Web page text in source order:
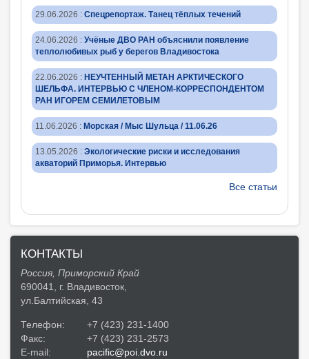
29.06.2026 : Спецрепортаж. Танец тёплых течений
24.06.2026 : Учёные ДВО РАН объяснили появление
теплолюбивых рыб у берегов Владивостока
22.06.2026 : НЕУЧТЕННЫЙ МЕТАН АРКТИЧЕСКОГО
ШЕЛЬФА. ИНТЕРВЬЮ С ЧЛЕНОМ-КОРРЕСПОНДЕНТОМ
РАН ИГОРЕМ СЕМИЛЕТОВЫМ
11.06.2026 : Морская / Мыс Шульца / 11.06.26
13.05.2026 : Экологические риски и исследования
акваторий Приморья. Интервью
Все статьи
КОНТАКТЫ
Россия, Приморский Край
690041, г. Владивосток,
ул.Балтийская, 43
Телефон:
+7 (423) 231-1400
Факс:
+7 (423) 231-2573
E-mail:
pacific@poi.dvo.ru